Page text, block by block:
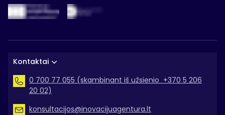
Kontaktai
0 700 77 055 (skambinant iš užsienio +370 5 206
20 02)
konsultacijos@inovacijuagentura.lt